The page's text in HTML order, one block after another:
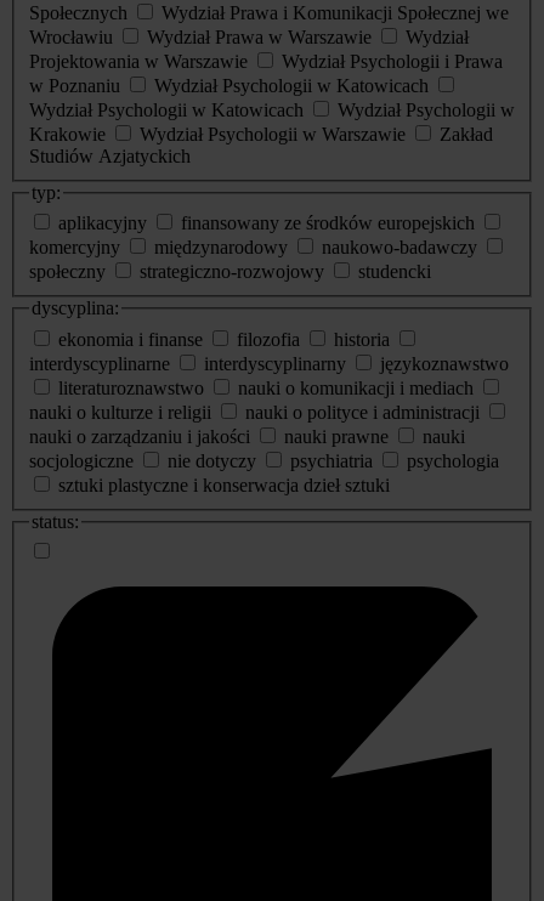
Społecznych
Wydział Prawa i Komunikacji Społecznej we
Wrocławiu
Wydział Prawa w Warszawie
Wydział
Projektowania w Warszawie
Wydział Psychologii i Prawa
w Poznaniu
Wydział Psychologii w Katowicach
Wydział Psychologii w Katowicach
Wydział Psychologii w
Krakowie
Wydział Psychologii w Warszawie
Zakład
Studiów Azjatyckich
typ:
aplikacyjny
finansowany ze środków europejskich
komercyjny
międzynarodowy
naukowo-badawczy
społeczny
strategiczno-rozwojowy
studencki
dyscyplina:
ekonomia i finanse
filozofia
historia
interdyscyplinarne
interdyscyplinarny
językoznawstwo
literaturoznawstwo
nauki o komunikacji i mediach
nauki o kulturze i religii
nauki o polityce i administracji
nauki o zarządzaniu i jakości
nauki prawne
nauki
socjologiczne
nie dotyczy psychiatria
psychologia
sztuki plastyczne i konserwacja dzieł sztuki
status: